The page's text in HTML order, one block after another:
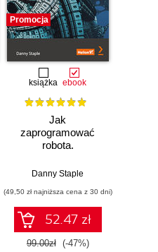
Promocja
książka ebook
Jak
zaprogramować
robota.
Raspberry Pi i
tworzeniu
autonomicznych
robotów. Wydanie
II
Danny Staple
(49,50 zł najniższa cena z 30 dni)
52.47 zł
99.00zł (-47%)